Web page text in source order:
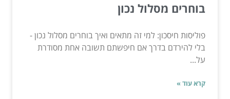
בוחרים מסלול נכון
פוליסות חיסכון: למי זה מתאים ואיך בוחרים מסלול נכון -
בלי להירדם בדרך אם חיפשתם תשובה אחת מסודרת
על...
קרא עוד »